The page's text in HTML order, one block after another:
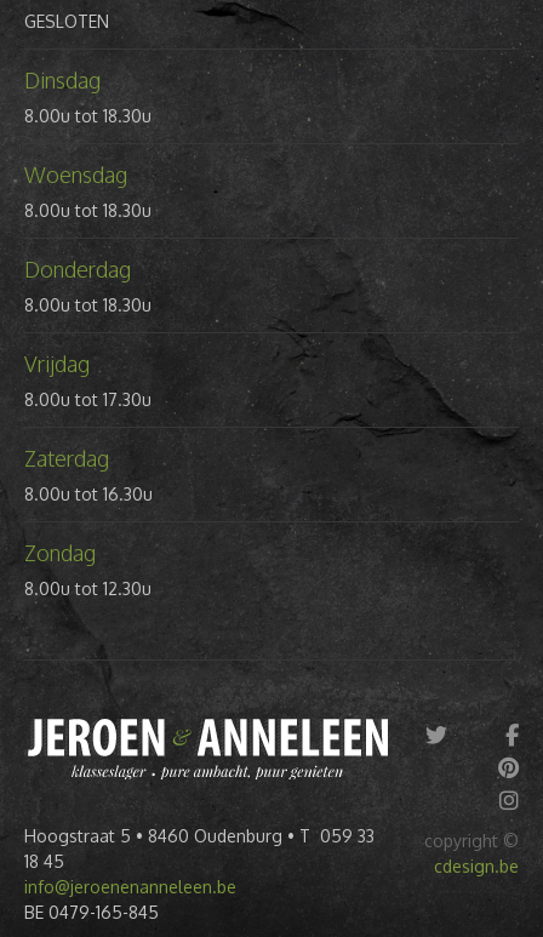
GESLOTEN
Dinsdag
8.00u tot 18.30u
Woensdag
8.00u tot 18.30u
Donderdag
8.00u tot 18.30u
Vrijdag
8.00u tot 17.30u
Zaterdag
8.00u tot 16.30u
Zondag
8.00u tot 12.30u
Hoogstraat 5 • 8460 Oudenburg • T 059 33
18 45
info@jeroenenanneleen.be
BE 0479-165-845
copyright ©
cdesign.be